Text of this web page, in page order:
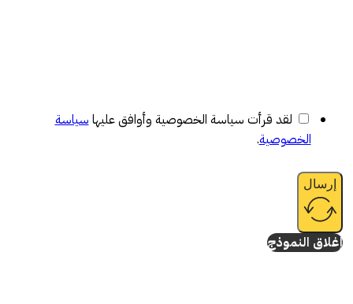
لقد قرأت سياسة الخصوصية وأوافق عليها سياسة
الخصوصية.
إرسال
إغلاق النموذج